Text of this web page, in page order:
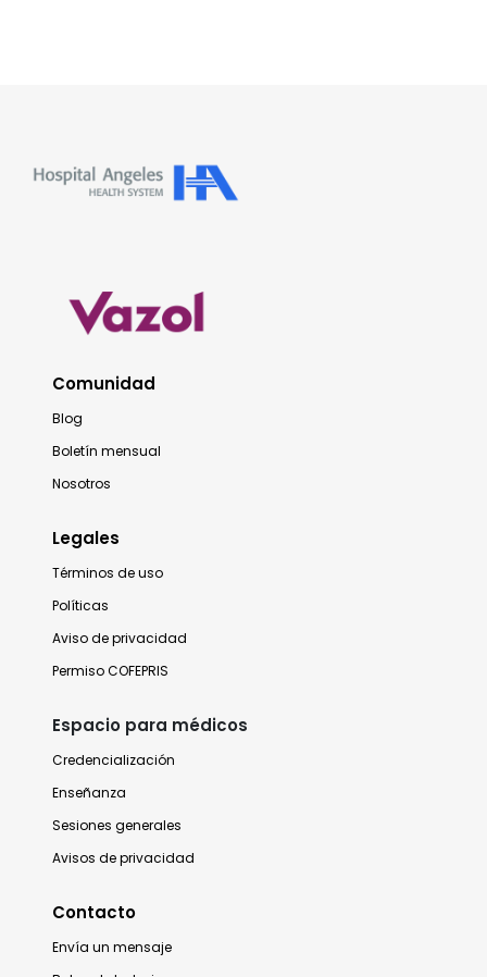
Comunidad
Blog
Boletín mensual
Nosotros
Legales
Términos de uso
Políticas
Aviso de privacidad
Permiso COFEPRIS
Espacio para médicos
Credencialización
Enseñanza
Sesiones generales
Avisos de privacidad
Contacto
Envía un mensaje